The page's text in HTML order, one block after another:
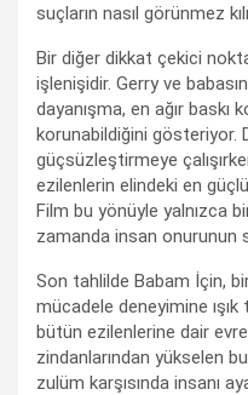
suçların nasıl görünmez
Bir diğer dikkat çekici
işlenişidir. Gerry ve
dayanışma, en ağır baskı
korunabildiğini gösteriyor.
güçsüzleştirmeye
ezilenlerin elindeki en
Film bu yönüyle yalnızca
zamanda insan onurunun
Son tahlilde Babam İçin,
mücadele deneyimine
bütün ezilenlerine dair
zindanlarından yükselen
zulüm karşısında insanı